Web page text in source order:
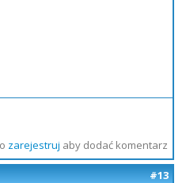
zarejestruj aby dodać komentarz
#13